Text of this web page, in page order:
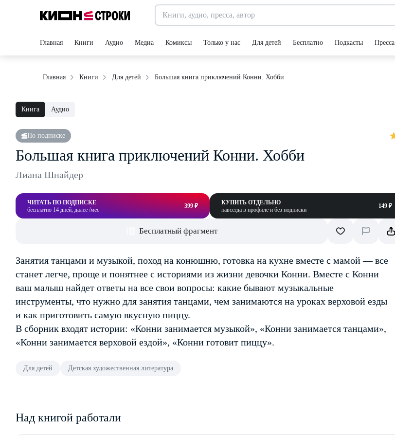
Главная Книги Аудио Медиа Комиксы Только у нас Для детей Бесплатно Подкасты Пресса
Главная Книги Для детей Большая книга приключений Конни. Хобби
Книга Аудио
По подписке
Большая книга приключений Конни. Хобби
Лиана Шнайдер
ЧИТАТЬ ПО ПОДПИСКЕ
бесплатно 14 дней, далее /мес
399 ₽
КУПИТЬ ОТДЕЛЬНО
навсегда в профиле и без подписки
149 ₽
Бесплатный фрагмент
Занятия танцами и музыкой, поход на конюшню, готовка на кухне вместе с мамой — все
станет легче, проще и понятнее с историями из жизни девочки Конни. Вместе с Конни
ваш малыш найдет ответы на все свои вопросы: какие бывают музыкальные
инструменты, что нужно для занятия танцами, чем занимаются на уроках верховой езды
и как приготовить самую вкусную пиццу.
В сборник входят истории: «Конни занимается музыкой», «Конни занимается танцами»,
«Конни занимается верховой ездой», «Конни готовит пиццу».
Для детей Детская художественная литература
Над книгой работали